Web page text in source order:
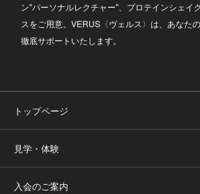
ン"パーソナルレクチャー"、プロテインシェイ
スをご用意。VERUS〈ヴェルス〉は、あなた
徹底サポートいたします。
トップページ
見学・体験
入会のご案内